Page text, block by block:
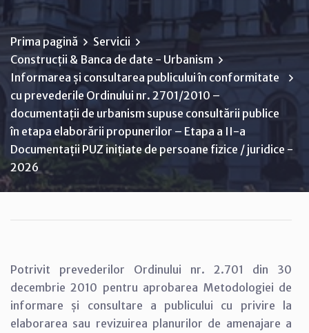
Prima pagină
Servicii
Construcții & Banca de date - Urbanism
Informarea și consultarea publicului în conformitate
cu prevederile Ordinului nr. 2701/2010 –
documentații de urbanism supuse consultării publice
în etapa elaborării propunerilor – Etapa a II-a
Documentații PUZ inițiate de persoane fizice / juridice -
2026
Potrivit prevederilor Ordinului nr. 2.701 din 30
decembrie 2010 pentru aprobarea Metodologiei de
informare și consultare a publicului cu privire la
elaborarea sau revizuirea planurilor de amenajare a